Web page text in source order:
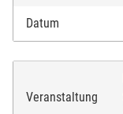
Datum
Veranstaltung